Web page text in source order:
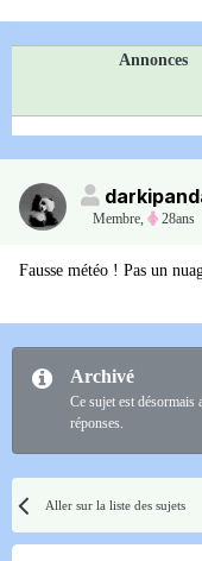
Annonces
Membre, 28ans
Fausse météo ! Pas un
Archivé
Ce sujet est désormais
réponses.
Aller sur la liste des sujets